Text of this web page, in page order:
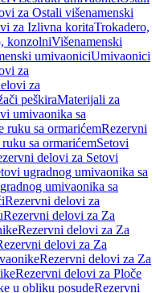
za Ostali višenamenski
za Izlivna koritaTrokadero,
konzolniVišenamenski
umivaoniciUmivaonici
za
za
peškiraMaterijali za
umivaonika sa
ruku sa ormarićemRezervni
sa ormarićemSetovi
delovi za Setovi
ugradnog umivaonika sa
umivaonika sa
Rezervni delovi za
Rezervni delovi za Za
Rezervni delovi za Za
delovi za Za
Rezervni delovi za Za
Rezervni delovi za Ploče
u obliku posudeRezervni